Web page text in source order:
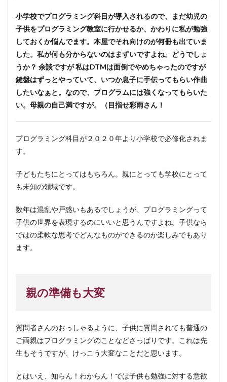
小学校でプログラミング科目が導入されるので、まだ幼児の
子供をプログラミング教室に行かせるか、かわりに私が勉強
しておくか悩んでます。本屋でそれ向けのが何冊も出ていま
した。私が何も分からないのはまずいですよね。どうでしょ
うか？ 余談ですが 私はDTMは面倒でやめちゃったのですが
鍵盤はずっとやっていて、いつか息子に手伝ってもらい作曲
したいなぁと。なので、プログラムには強くなってもらいた
い。母親の自己満ですが。（目指せ彩雨さん！
プログラミング科目が２０２０年より小学校で必修化されま
す。
子どもたちにとってはもちろん。親にとっても学校にとって
も未知の領域です。
数年は混乱や戸惑いもあるでしょうが、プログラミングって
子供の世界を表現するのにいいと思うんですよね。子供なら
ではの柔軟な思考でどんなものができるのか楽しみでもあり
ます。
親の準備も大変
質問者さんのおっしゃるように、子供に質問されても普通の
ご両親はプログラミングのことなどさっぱりです。これは先
生もそうですが、けっこう大変なことだと思います。
とはいえ、知らん！わからん！では子供も勉強に対する意欲